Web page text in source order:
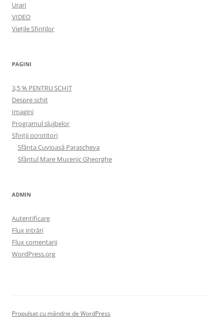
Urari
VIDEO
Viețile Sfinților
PAGINI
3,5 % PENTRU SCHIT
Despre schit
Imagini
Programul slujbelor
Sfinţii ocrotitori
Sfânta Cuvioasă Parascheva
Sfântul Mare Mucenic Gheorghe
ADMIN
Autentificare
Flux intrări
Flux comentarii
WordPress.org
Propulsat cu mândrie de WordPress